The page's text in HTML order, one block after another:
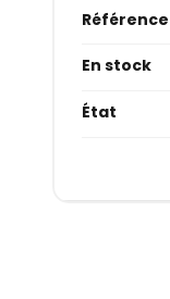
Référence
En stock
État